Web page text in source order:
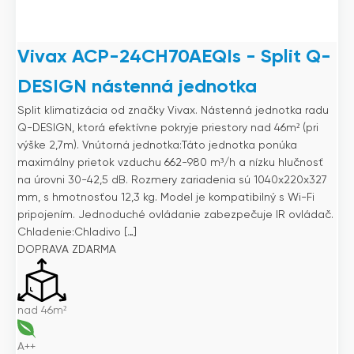
Vivax ACP-24CH70AEQIs - Split Q-
DESIGN nástenná jednotka
Split klimatizácia od značky Vivax. Nástenná jednotka radu
Q-DESIGN, ktorá efektívne pokryje priestory nad 46m² (pri
výške 2,7m). Vnútorná jednotka:Táto jednotka ponúka
maximálny prietok vzduchu 662-980 m³/h a nízku hlučnosť
na úrovni 30-42,5 dB. Rozmery zariadenia sú 1040x220x327
mm, s hmotnosťou 12,3 kg. Model je kompatibilný s Wi-Fi
pripojením. Jednoduché ovládanie zabezpečuje IR ovládač.
Chladenie:Chladivo […]
DOPRAVA ZDARMA
nad 46m²
A++